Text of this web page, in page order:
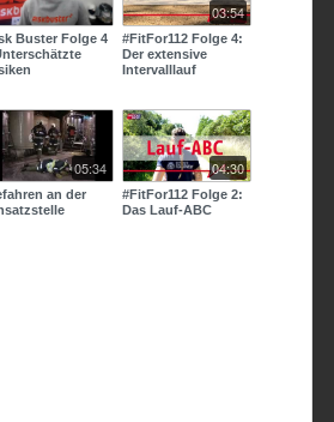
Buster Folge 4
03:54
#FitFor112 Folge 4:
Der extensive
Intervalllauf
05:34
an der
04:30
#FitFor112 Folge 2:
Das Lauf-ABC